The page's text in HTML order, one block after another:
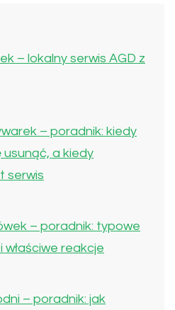
– lokalny serwis AGD z
– poradnik: kiedy
usunąć, a kiedy
serwis
– poradnik: typowe
właściwe reakcje
– poradnik: jak